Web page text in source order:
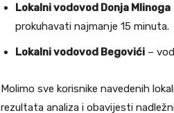
Lokalni vodovod Donja Mlinoga
prokuhavati najmanje 15 minuta.
Lokalni vodovod Begovići –
Molimo sve korisnike navedenih
rezultata analiza i obavijesti